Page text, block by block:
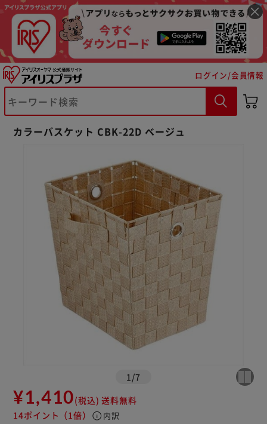
ログイン/会員情報
カラーバスケット CBK-22D ベージュ
1 /7
¥1,410(税込) 送料無料
14ポイント （1倍） info 内訳
※ご確認ください
カートに入れる